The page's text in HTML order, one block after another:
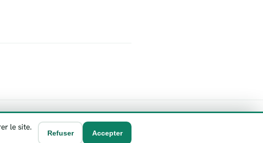
le site.
Refuser Accepter